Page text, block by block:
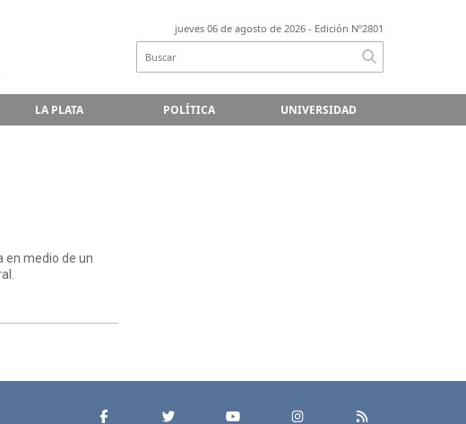
jueves 06 de agosto de 2026 - Edición Nº2801
LA PLATA POLÍTICA UNIVERSIDAD
en medio de un